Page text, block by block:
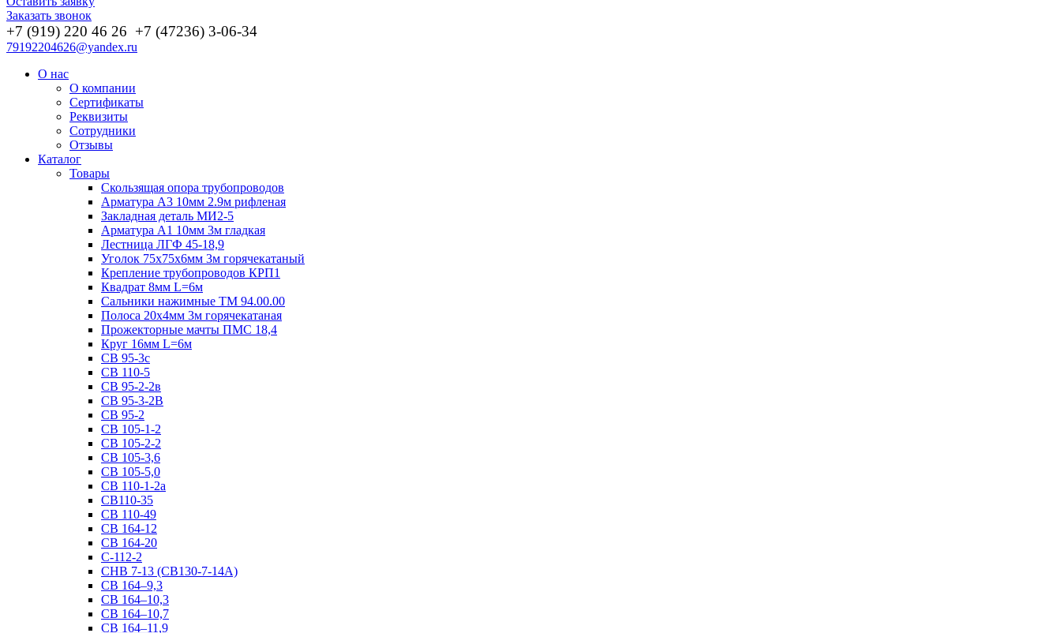
Заказать звонок
+7 (919) 220 46 26 +7 (47236) 3-06-34
79192204626@yandex.ru
О нас
О компании
Сертификаты
Реквизиты
Сотрудники
Отзывы
Каталог
Товары
Скользящая опора трубопроводов
Арматура А3 10мм 2.9м рифленая
Закладная деталь МИ2-5
Арматура А1 10мм 3м гладкая
Лестница ЛГФ 45-18,9
Уголок 75х75х6мм 3м горячекатаный
Крепление трубопроводов КРП1
Квадрат 8мм L=6м
Сальники нажимные ТМ 94.00.00
Полоса 20х4мм 3м горячекатаная
Прожекторные мачты ПМС 18,4
Круг 16мм L=6м
СВ 95-3с
СВ 110-5
СВ 95-2-2в
СВ 95-3-2В
СВ 95-2
СВ 105-1-2
СВ 105-2-2
СВ 105-3,6
СВ 105-5,0
СВ 110-1-2а
СВ110-35
СВ 110-49
СВ 164-12
СВ 164-20
С-112-2
СНВ 7-13 (СВ130-7-14А)
СВ 164–9,3
СВ 164–10,3
СВ 164–10,7
СВ 164–11,9